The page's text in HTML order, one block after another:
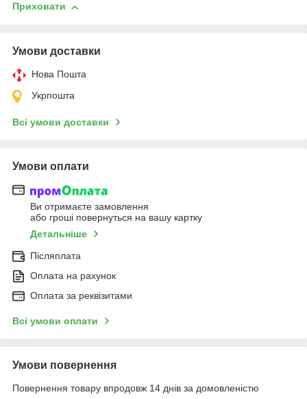
Приховати
Умови доставки
Нова Пошта
Укрпошта
Всі умови доставки
Умови оплати
Ви отримаєте замовлення
або гроші повернуться на вашу картку
Детальніше
Післяплата
Оплата на рахунок
Оплата за реквізитами
Всі умови оплати
Умови повернення
Повернення товару впродовж 14 днів за домовленістю